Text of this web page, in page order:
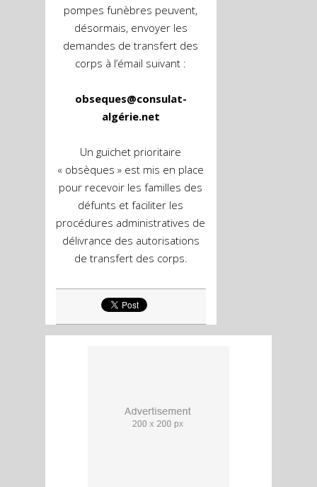
pompes funèbres peuvent,
désormais, envoyer les
demandes de transfert des
corps à l’émail suivant :
obseques@consulat-
algérie.net
Un guichet prioritaire
« obsèques » est mis en place
pour recevoir les familles des
défunts et faciliter les
procédures administratives de
délivrance des autorisations
de transfert des corps.